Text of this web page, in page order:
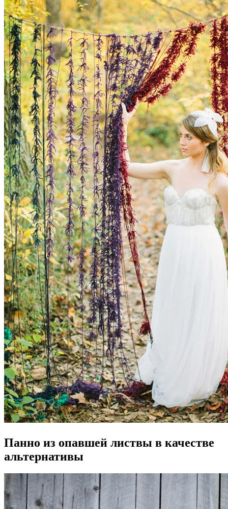
Панно из опавшей листвы в качестве
альтернативы